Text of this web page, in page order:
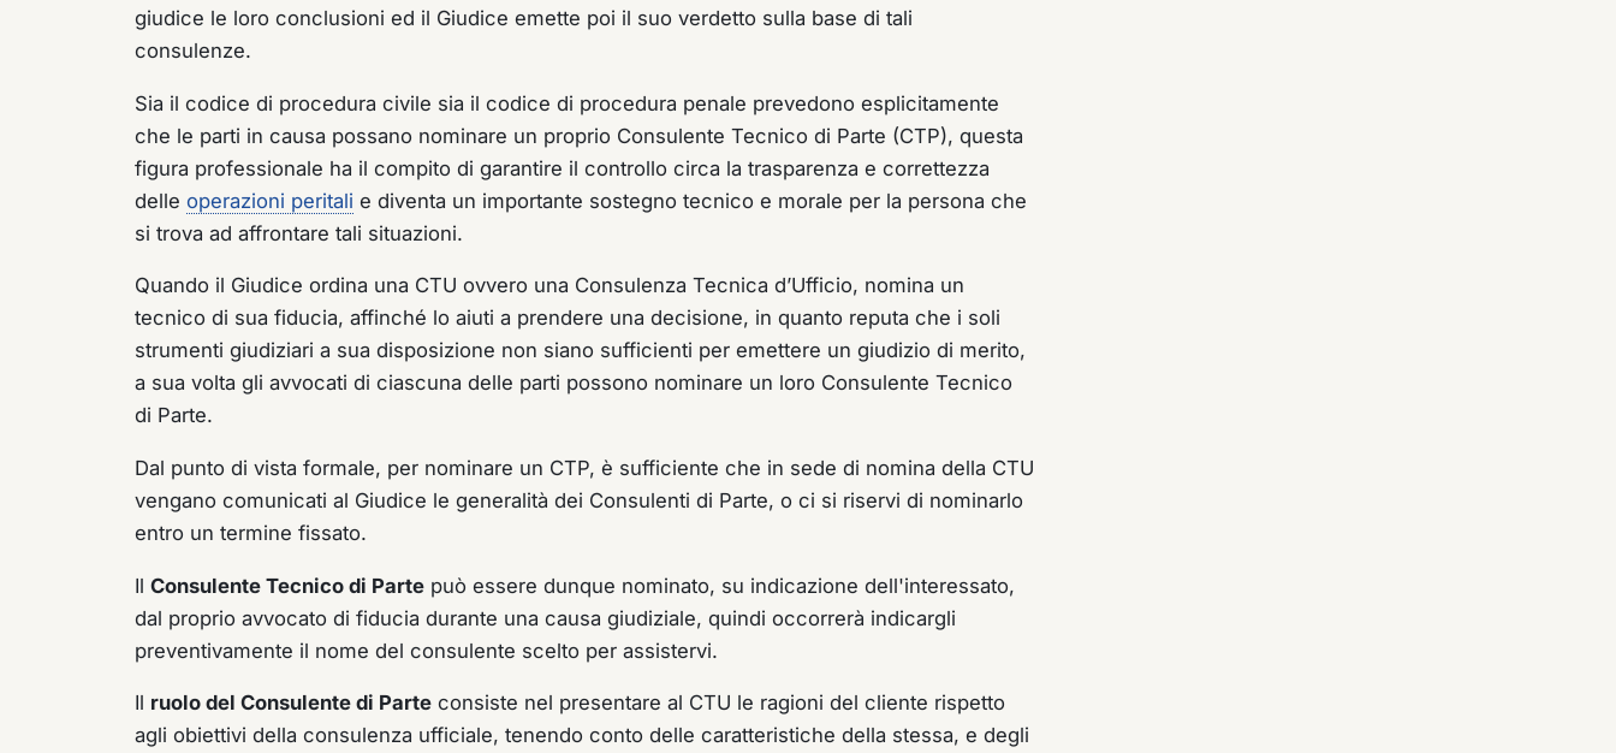
giudice le loro conclusioni ed il Giudice emette poi il suo verdetto sulla base di tali
consulenze.
Sia il codice di procedura civile sia il codice di procedura penale prevedono esplicitamente
che le parti in causa possano nominare un proprio Consulente Tecnico di Parte (CTP), questa
figura professionale ha il compito di garantire il controllo circa la trasparenza e correttezza
delle operazioni peritali e diventa un importante sostegno tecnico e morale per la persona che
si trova ad affrontare tali situazioni.
Quando il Giudice ordina una CTU ovvero una Consulenza Tecnica d’Ufficio, nomina un
tecnico di sua fiducia, affinché lo aiuti a prendere una decisione, in quanto reputa che i soli
strumenti giudiziari a sua disposizione non siano sufficienti per emettere un giudizio di merito,
a sua volta gli avvocati di ciascuna delle parti possono nominare un loro Consulente Tecnico
di Parte.
Dal punto di vista formale, per nominare un CTP, è sufficiente che in sede di nomina della CTU
vengano comunicati al Giudice le generalità dei Consulenti di Parte, o ci si riservi di nominarlo
entro un termine fissato.
Il Consulente Tecnico di Parte può essere dunque nominato, su indicazione dell'interessato,
dal proprio avvocato di fiducia durante una causa giudiziale, quindi occorrerà indicargli
preventivamente il nome del consulente scelto per assistervi.
Il ruolo del Consulente di Parte consiste nel presentare al CTU le ragioni del cliente rispetto
agli obiettivi della consulenza ufficiale, tenendo conto delle caratteristiche della stessa, e degli